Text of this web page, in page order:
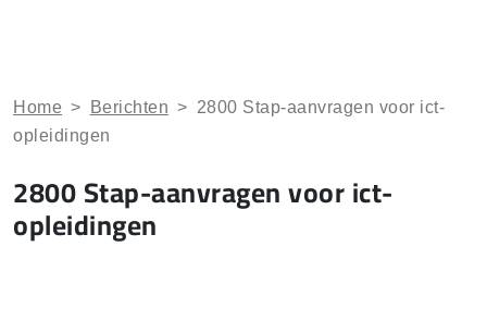
Home > Berichten > 2800 Stap-aanvragen voor ict-
opleidingen
2800 Stap-aanvragen voor ict-
opleidingen